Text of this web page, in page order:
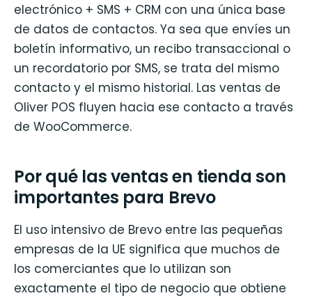
electrónico + SMS + CRM con una única base
de datos de contactos. Ya sea que envíes un
boletín informativo, un recibo transaccional o
un recordatorio por SMS, se trata del mismo
contacto y el mismo historial. Las ventas de
Oliver POS fluyen hacia ese contacto a través
de WooCommerce.
Por qué las ventas en tienda son
importantes para Brevo
El uso intensivo de Brevo entre las pequeñas
empresas de la UE significa que muchos de
los comerciantes que lo utilizan son
exactamente el tipo de negocio que obtiene